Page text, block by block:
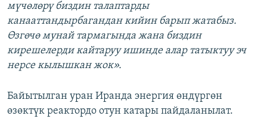
мүчөлөрү биздин талаптарды
канааттандырбагандан кийин барып жатабыз.
Өзгөчө мунай тармагында жана биздин
кирешелерди кайтаруу ишинде алар татыктуу эч
нерсе кылышкан жок».
Байытылган уран Иранда энергия өндүргөн
өзөктүк реактордо отун катары пайдаланылат.